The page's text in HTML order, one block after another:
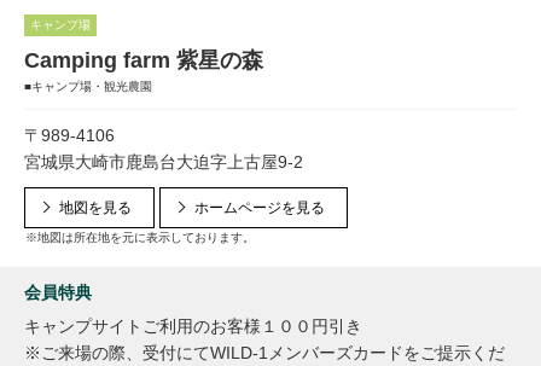
キャンプ場
Camping farm 紫星の森
■キャンプ場・観光農園
〒989-4106
宮城県大崎市鹿島台大迫字上古屋9-2
地図を見る
※地図は所在地を元に表示しております。
ホームページを見る
会員特典
キャンプサイトご利用のお客様１００円引き
※ご来場の際、受付にてWILD-1メンバーズカードをご提示くだ